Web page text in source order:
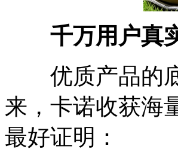
千万用户真
优质产品的底
来，卡诺收获海
最好证明：